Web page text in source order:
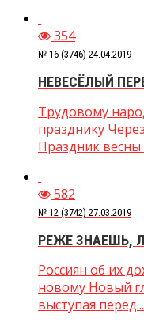
354
№ 16 (3746) 24.04.2019
НЕВЕСЁЛЫЙ
Трудовому
празднику
Праздник весны
582
№ 12 (3742) 27.03.2019
РЕЖЕ ЗНАЕШЬ,
Россиян об их
новому Новый
выступая перед...